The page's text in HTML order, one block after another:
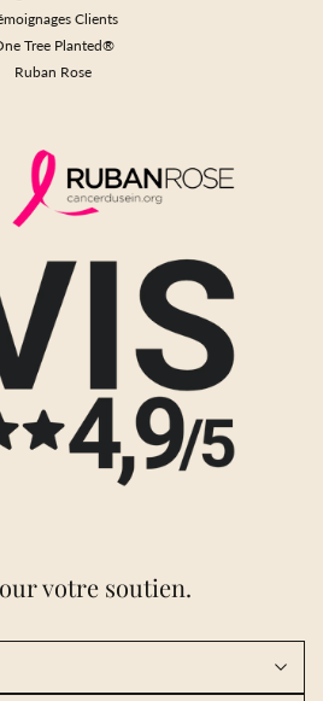
Clients
Tree Planted®
Ruban Rose
votre soutien.